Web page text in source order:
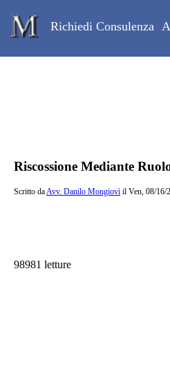
Studio Legale
Richiedi Consulenza
Contenuto principale
Riscossione Mediante
Scritto daAvv. Danilo Mongiovì il Ven, 08/16/
98981 letture